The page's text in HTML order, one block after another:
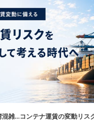
混雑…コンテナ運賃の変動リス